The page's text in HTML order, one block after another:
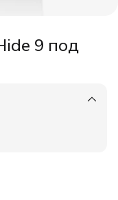
9 под